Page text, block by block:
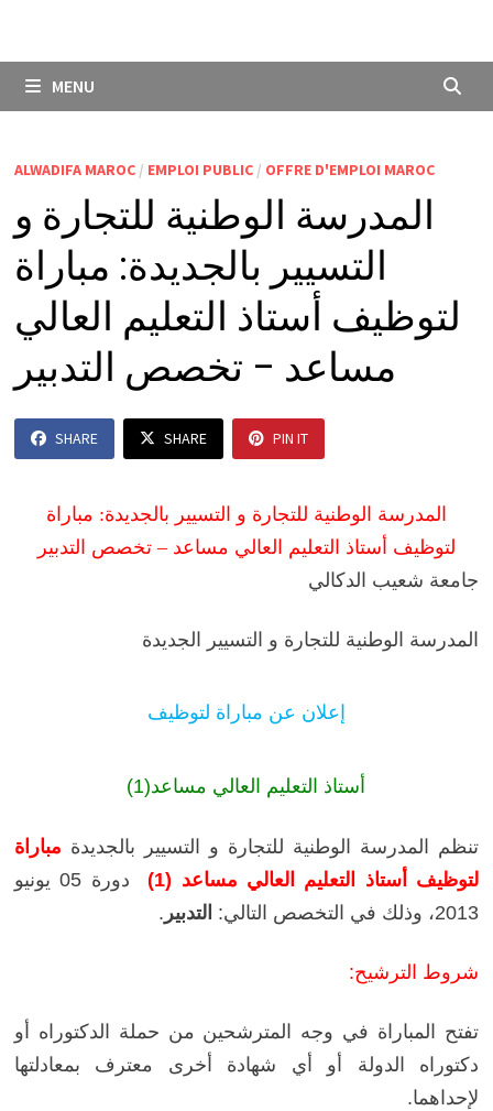
MENU
ALWADIFA MAROC/ EMPLOI PUBLIC/ OFFRE D'EMPLOI MAROC
المدرسة الوطنية للتجارة و
التسيير بالجديدة: مباراة
لتوظيف أستاذ التعليم العالي
مساعد – تخصص التدبير
SHARE SHARE PIN IT
المدرسة الوطنية للتجارة و التسيير بالجديدة: مباراة
لتوظيف أستاذ التعليم العالي مساعد – تخصص التدبير
جامعة شعيب الدكالي
المدرسة الوطنية للتجارة و التسيير الجديدة
إعلان عن مباراة لتوظيف
أستاذ التعليم العالي مساعد(1)
تنظم المدرسة الوطنية للتجارة و التسيير بالجديدة مباراة
لتوظيف أستاذ التعليم العالي مساعد (1)
دورة 05 يونيو
2013، وذلك في التخصص التالي:
التدبير .
شروط الترشيح:
تفتح المباراة في وجه المترشحين من حملة الدكتوراه أو
دكتوراه الدولة أو أي شهادة أخرى معترف بمعادلتها
لإحداهما.